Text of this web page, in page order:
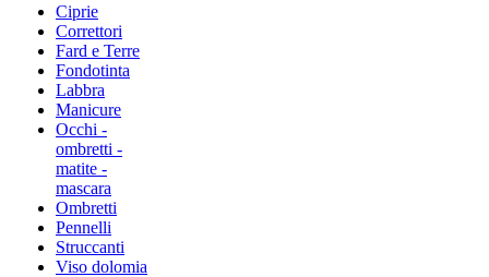
Ciprie
Correttori
Fard e Terre
Fondotinta
Labbra
Manicure
Occhi -
ombretti -
matite -
mascara
Ombretti
Pennelli
Struccanti
Viso dolomia